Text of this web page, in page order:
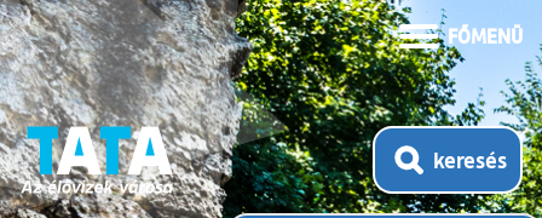
FŐMENÜ
keresés